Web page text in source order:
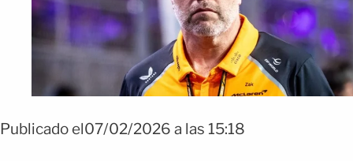
Publicado el07/02/2026 a las 15:18